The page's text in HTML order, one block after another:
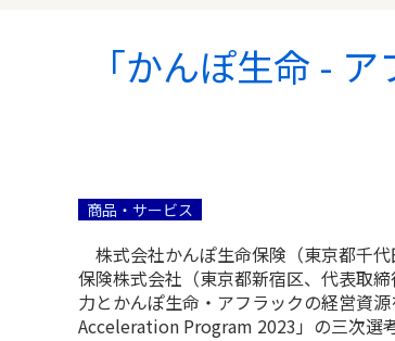
「かんぽ生命 -
商品・サービス
株式会社かんぽ生命保険（東京都千
保険株式会社（東京都新宿区、代表取
力とかんぽ生命・アフラックの経営資
Acceleration Program 2023」の三次選